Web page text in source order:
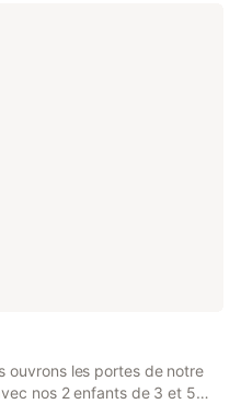
ouvrons les portes de notre
nos 2 enfants de 3 et 5